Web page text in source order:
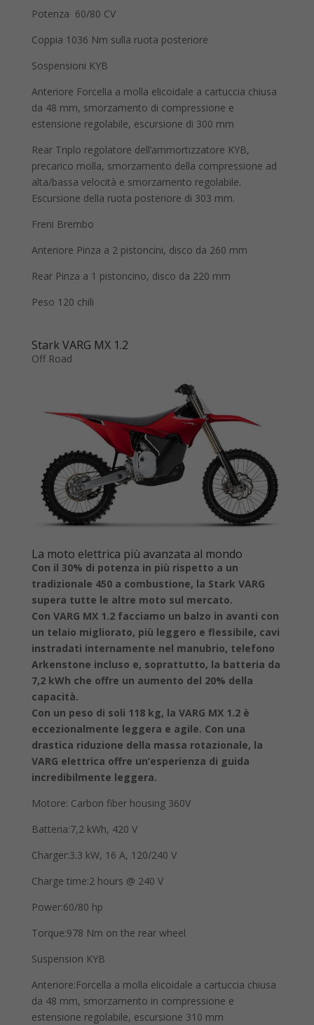
Potenza 60/80 CV
Coppia 1036 Nm sulla ruota posteriore
Sospensioni KYB
Anteriore Forcella a molla elicoidale a cartuccia chiusa
da 48 mm, smorzamento di compressione e
estensione regolabile, escursione di 300 mm
Rear Triplo regolatore dell’ammortizzatore KYB,
precarico molla, smorzamento della compressione ad
alta/bassa velocità e smorzamento regolabile.
Escursione della ruota posteriore di 303 mm.
Freni Brembo
Anteriore Pinza a 2 pistoncini, disco da 260 mm
Rear Pinza a 1 pistoncino, disco da 220 mm
Peso 120 chili
Stark VARG MX 1.2
Off Road
La moto elettrica più avanzata al mondo
Con il 30% di potenza in più rispetto a un
tradizionale 450 a combustione, la Stark VARG
supera tutte le altre moto sul mercato.
Con VARG MX 1.2 facciamo un balzo in avanti con
un telaio migliorato, più leggero e flessibile, cavi
instradati internamente nel manubrio, telefono
Arkenstone incluso e, soprattutto, la batteria da
7,2 kWh che offre un aumento del 20% della
capacità.
Con un peso di soli 118 kg, la VARG MX 1.2 è
eccezionalmente leggera e agile. Con una
drastica riduzione della massa rotazionale, la
VARG elettrica offre un’esperienza di guida
incredibilmente leggera.
Motore: Carbon fiber housing 360V
Batteria:7,2 kWh, 420 V
Charger:3.3 kW, 16 A, 120/240 V
Charge time:2 hours @ 240 V
Power:60/80 hp
Torque:978 Nm on the rear wheel
Suspension KYB
Anteriore:Forcella a molla elicoidale a cartuccia chiusa
da 48 mm, smorzamento in compressione e
estensione regolabile, escursione 310 mm